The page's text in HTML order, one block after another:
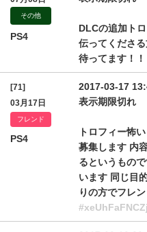
その他
PS4
DLCの追加ト
伝ってくださ
待ってます！！
[71]
03月17日
フレンド
PS4
2017-03-17
表示期限切れ
トロフィー怖
募集します 内
るというもの
います 同じ目
りの方でフレ